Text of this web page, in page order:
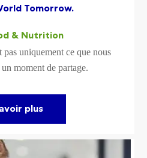
Tomorrow.
& Nutrition
pas uniquement ce que nous
moment de partage.
plus